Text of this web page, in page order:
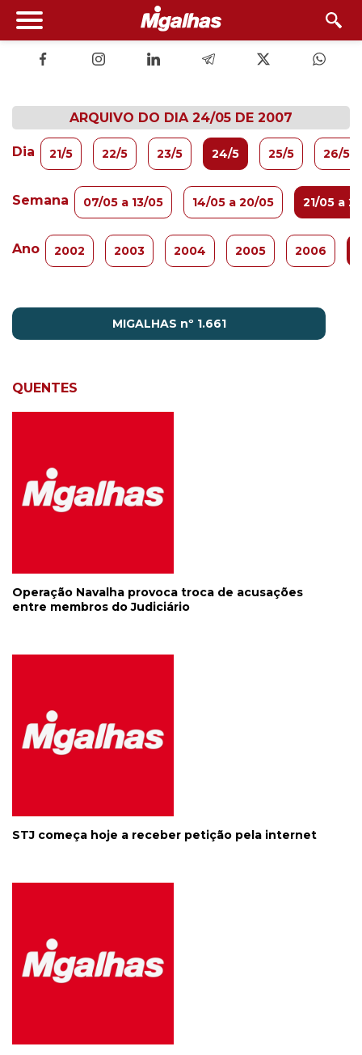
ARQUIVO DO DIA 24/05 DE 2007
Dia 21/5 22/5 23/5 24/5 25/5 26/5
Semana 07/05 a 13/05 14/05 a 20/05 21/05 a
Ano 2002 2003 2004 2005 2006
MIGALHAS nº 1.661
QUENTES
Operação Navalha provoca troca de acusações
entre membros do Judiciário
STJ começa hoje a receber petição pela internet